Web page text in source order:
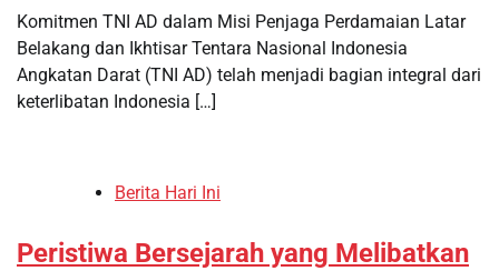
Komitmen TNI AD dalam Misi Penjaga Perdamaian Latar
Belakang dan Ikhtisar Tentara Nasional Indonesia
Angkatan Darat (TNI AD) telah menjadi bagian integral dari
keterlibatan Indonesia […]
Berita Hari Ini
Peristiwa Bersejarah yang Melibatkan